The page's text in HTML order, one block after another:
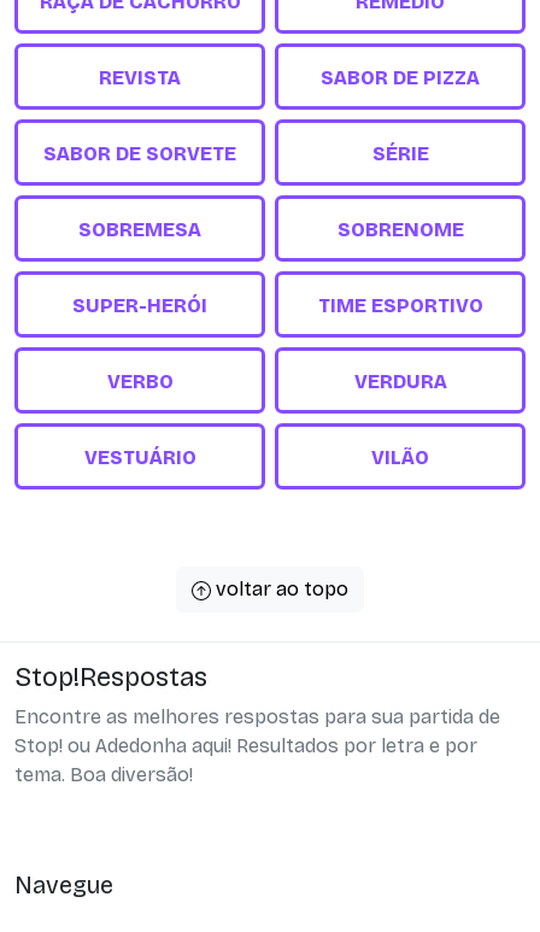
REVISTA SABOR DE PIZZA
SABOR DE SORVETE SÉRIE
SOBREMESA SOBRENOME
SUPER-HERÓI TIME ESPORTIVO
VERBO VERDURA
VESTUÁRIO VILÃO
voltar ao topo
Stop!Respostas
Encontre as melhores respostas para sua partida de
Stop! ou Adedonha aqui! Resultados por letra e por
tema. Boa diversão!
Navegue